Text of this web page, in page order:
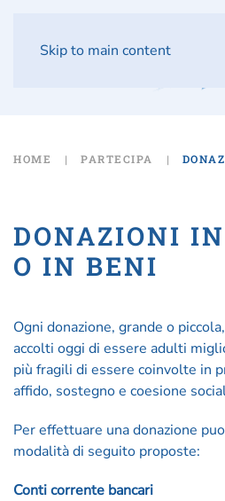
Skip to main content
HOME PARTECIPA
DONAZIONI
O IN BENI
Ogni donazione, grande o
accolti oggi di essere adulti
più fragili di essere coinvolte in
affido, sostegno e coesione
Per effettuare una donazione
modalità di seguito proposte:
Conti corrente bancari